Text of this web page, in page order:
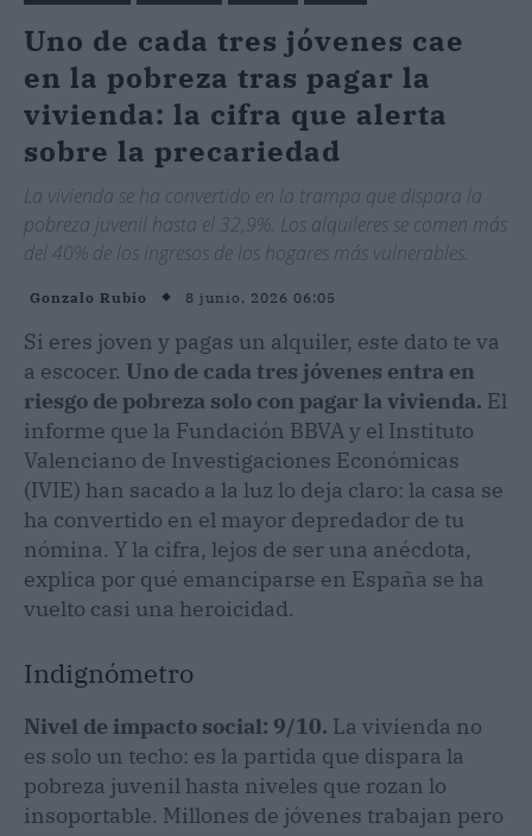
Uno de cada tres jóvenes cae
en la pobreza tras pagar la
vivienda: la cifra que alerta
sobre la precariedad
La vivienda se ha convertido en la trampa que dispara la
pobreza juvenil hasta el 32,9%. Los alquileres se comen más
del 40% de los ingresos de los hogares más vulnerables.
Gonzalo Rubio 8 junio, 2026 06:05
Si eres joven y pagas un alquiler, este dato te va
a escocer. Uno de cada tres jóvenes entra en
riesgo de pobreza solo con pagar la vivienda. El
informe que la Fundación BBVA y el Instituto
Valenciano de Investigaciones Económicas
(IVIE) han sacado a la luz lo deja claro: la casa se
ha convertido en el mayor depredador de tu
nómina. Y la cifra, lejos de ser una anécdota,
explica por qué emanciparse en España se ha
vuelto casi una heroicidad.
Indignómetro
Nivel de impacto social: 9/10. La vivienda no
es solo un techo: es la partida que dispara la
pobreza juvenil hasta niveles que rozan lo
insoportable. Millones de jóvenes trabajan pero